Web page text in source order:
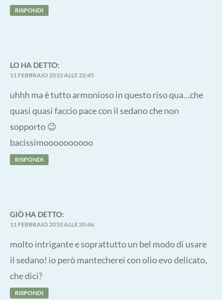
RISPONDI
LO HA DETTO:
11 FEBBRAIO 2010 ALLE 22:45
uhhh ma è tutto armonioso in questo riso qua…che
quasi quasi faccio pace con il sedano che non
sopporto 😉
bacissimoooooooooo
RISPONDI
GIÒ HA DETTO:
11 FEBBRAIO 2010 ALLE 20:46
molto intrigante e soprattutto un bel modo di usare
il sedano! io però mantecherei con olio evo delicato,
che dici?
RISPONDI